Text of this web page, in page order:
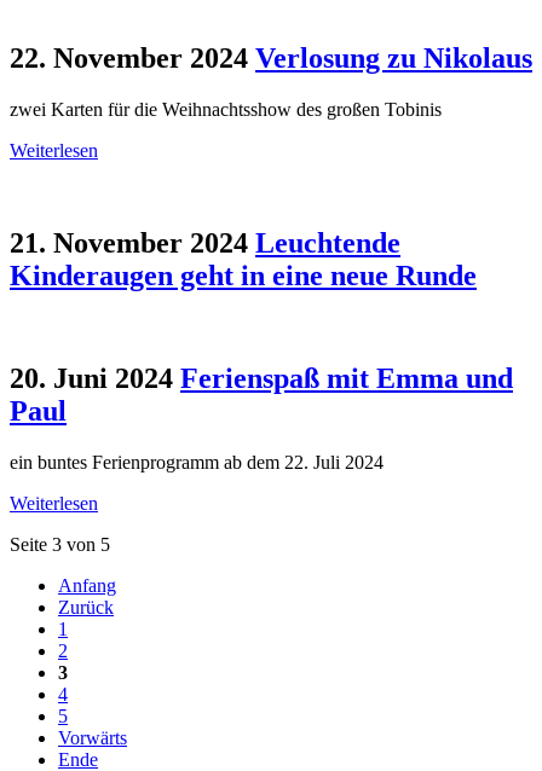
22. November 2024 Verlosung zu Nikolaus
zwei Karten für die Weihnachtsshow des großen Tobinis
Weiterlesen
21. November 2024 Leuchtende
Kinderaugen geht in eine neue Runde
20. Juni 2024 Ferienspaß mit Emma und
Paul
ein buntes Ferienprogramm ab dem 22. Juli 2024
Weiterlesen
Seite 3 von 5
Anfang
Zurück
1
2
3
4
5
Vorwärts
Ende